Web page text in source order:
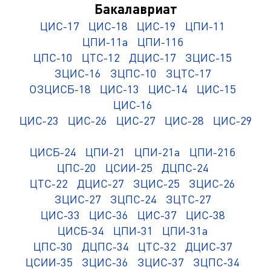
Бакалавриат
ЦИС-17 ЦИС-18 ЦИС-19
ЦПИ-11
ЦПИ-11а
ЦПИ-11б
ЦПС-10
ЦТС-12 ДЦИС-17
ЗЦИС-15
ЗЦИС-16
ЗЦПС-10
ЗЦТС-17
ОЗЦИСБ-18
ЦИС-13 ЦИС-14
ЦИС-15
ЦИС-16
ЦИС-23
ЦИС-26 ЦИС-27 ЦИС-28 ЦИС-29
ЦИСБ-24 ЦПИ-21 ЦПИ-21а
ЦПИ-21б
ЦПС-20
ЦСИИ-25
ДЦПС-24
ЦТС-22
ДЦИС-27 ЗЦИС-25
ЗЦИС-26
ЗЦИС-27
ЗЦПС-24
ЗЦТС-27
ЦИС-33
ЦИС-36 ЦИС-37
ЦИС-38
ЦИСБ-34
ЦПИ-31
ЦПИ-31а
ЦПС-30
ДЦПС-34 ЦТС-32
ДЦИС-37
ЦСИИ-35
ЗЦИС-36 ЗЦИС-37
ЗЦПС-34